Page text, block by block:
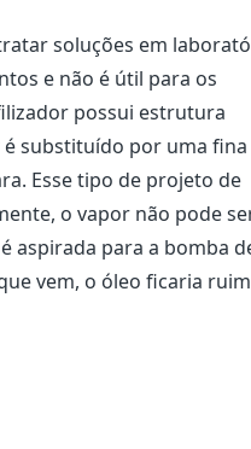
soluções em
e não é útil para os
possui estrutura
substituído por uma fina
Esse tipo de projeto de
o vapor não pode
aspirada para a bomba
vem, o óleo ficaria ruim